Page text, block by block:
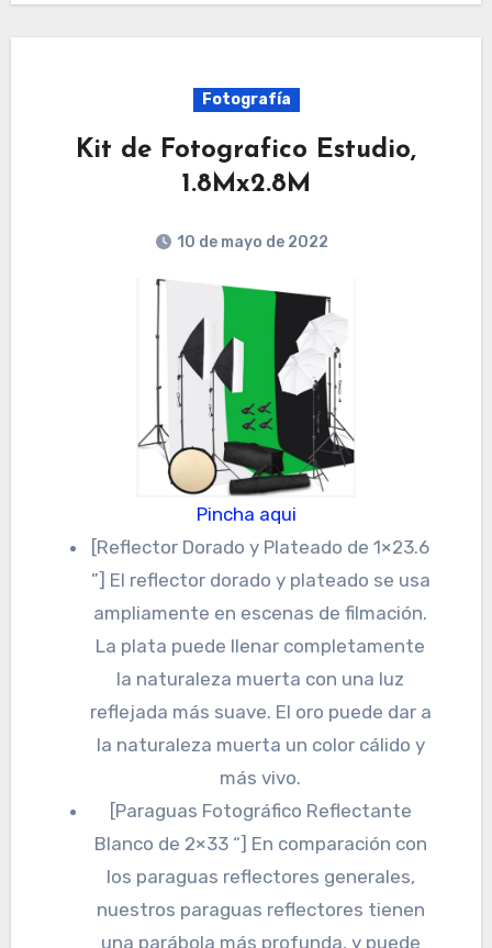
Fotografía
Kit de Fotografico Estudio,
1.8Mx2.8M
10 de mayo de 2022
Pincha aqui
[Reflector Dorado y Plateado de 1×23.6
”] El reflector dorado y plateado se usa
ampliamente en escenas de filmación.
La plata puede llenar completamente
la naturaleza muerta con una luz
reflejada más suave. El oro puede dar a
la naturaleza muerta un color cálido y
más vivo.
[Paraguas Fotográfico Reflectante
Blanco de 2×33 “] En comparación con
los paraguas reflectores generales,
nuestros paraguas reflectores tienen
una parábola más profunda, y puede